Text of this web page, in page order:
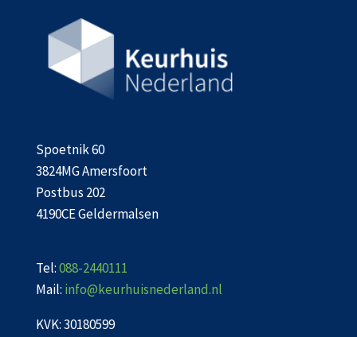
Spoetnik 60
3824MG Amersfoort
Postbus 202
4190CE Geldermalsen
Tel:088-2440111
Mail: info@keurhuisnederland.nl
KVK: 30180599